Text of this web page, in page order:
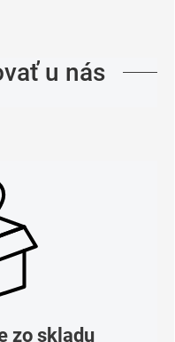
u nás
zo skladu